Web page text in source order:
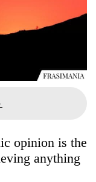
opinion is the
anything